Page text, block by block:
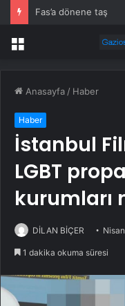
Mustafa Keser’den
Menü
Anasayfa / Haber
Haber
İstanbul
LGBT
kurumları
DİLAN BİÇER
1 dakika okuma süresi